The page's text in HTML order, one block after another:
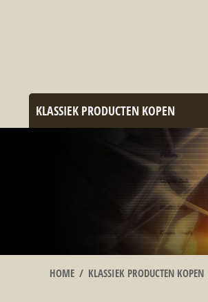
KLASSIEK PRODUCTEN KOPEN
HOME / KLASSIEK PRODUCTEN KOPEN